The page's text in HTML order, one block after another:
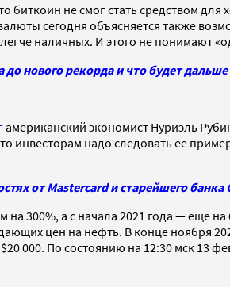
биткоин не смог стать средством
сегодня объясняется также
наличных. И этого не понимают
до нового рекорда и что будет дальше
американский экономист Нуриэль
инвесторам надо следовать ее
от Mastercard и старейшего
300%, а с начала 2021 года — еще на
цен на нефть. В конце ноября
000. По состоянию на 12:30 мск 13